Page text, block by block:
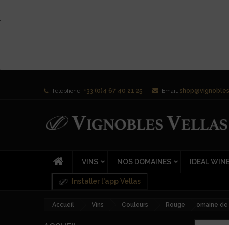
Téléphone: +33 (0)4 67 40 21 25 Email:
VINS NOS DOMAINES IDEAL
Installer l'app Vellas
Accueil Vins Couleurs Rouge Domaine